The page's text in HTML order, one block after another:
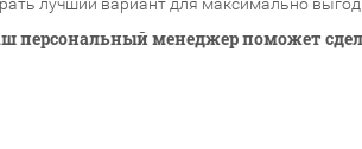
персональный менеджер поможет